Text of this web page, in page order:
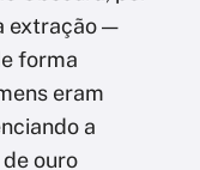
extração —
forma
eram
a
ouro